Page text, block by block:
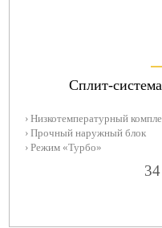
Сплит-
› Низкотемпературный
› Прочный наружный блок
› Режим «Турбо»